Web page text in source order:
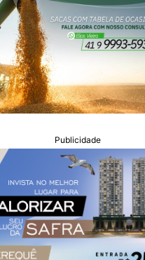
Publicidade